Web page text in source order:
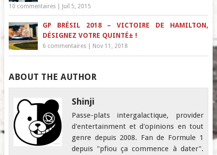
10 commentaires| Juil 5, 2015
GP BRÉSIL 2018 – VICTOIRE DE HAMILTON,
DÉSIGNEZ VOTRE QUINTÉ± !
6 commentaires| Nov 11, 2018
ABOUT THE AUTHOR
Shinji
Passe-plats intergalactique, provider
d'entertainment et d'opinions en tout
genre depuis 2008. Fan de Formule 1
depuis "pfiou ça commence à dater".